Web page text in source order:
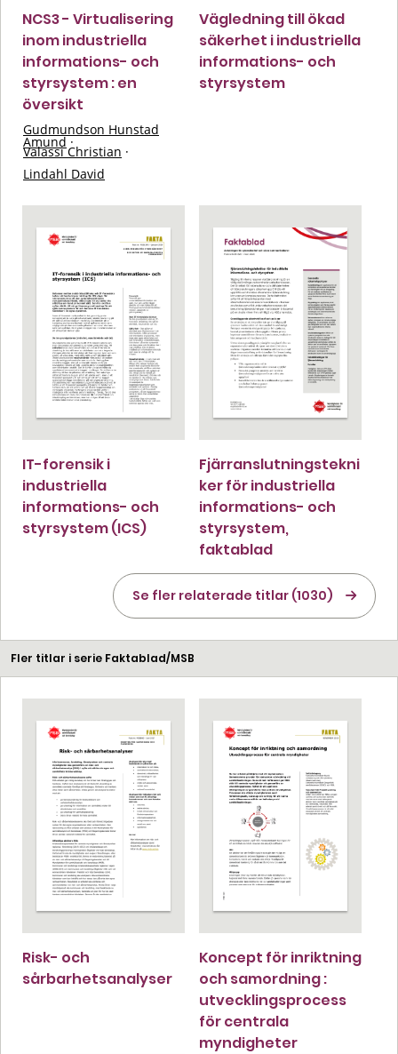
NCS3 - Virtualisering
inom industriella
informations- och
styrsystem : en
översikt
Gudmundson Hunstad
Amund ·
Valassi Christian ·
Lindahl David
Vägledning till ökad
säkerhet i industriella
informations- och
styrsystem
IT-forensik i
industriella
informations- och
styrsystem (ICS)
Fjärranslutningstekni
ker för industriella
informations- och
styrsystem,
faktablad
Se fler relaterade titlar (1030)
Fler titlar i serie Faktablad/MSB
Risk- och
sårbarhetsanalyser
Koncept för inriktning
och samordning :
utvecklingsprocess
för centrala
myndigheter